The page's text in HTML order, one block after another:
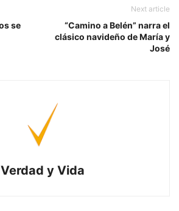
se
Next article
“Camino a Belén” narra el
clásico navideño de María y
José
Verdad y Vida